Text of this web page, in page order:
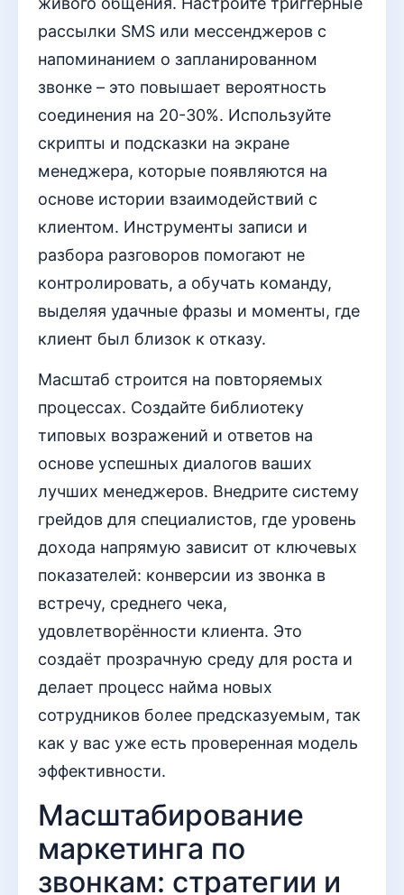
рассылки SMS или мессенджеров с
напоминанием о запланированном
звонке – это повышает вероятность
соединения на 20-30%. Используйте
скрипты и подсказки на экране
менеджера, которые появляются на
основе истории взаимодействий с
клиентом. Инструменты записи и
разбора разговоров помогают не
контролировать, а обучать команду,
выделяя удачные фразы и моменты, где
клиент был близок к отказу.
Масштаб строится на повторяемых
процессах. Создайте библиотеку
типовых возражений и ответов на
основе успешных диалогов ваших
лучших менеджеров. Внедрите систему
грейдов для специалистов, где уровень
дохода напрямую зависит от ключевых
показателей: конверсии из звонка в
встречу, среднего чека,
удовлетворённости клиента. Это
создаёт прозрачную среду для роста и
делает процесс найма новых
сотрудников более предсказуемым, так
как у вас уже есть проверенная модель
эффективности.
Масштабирование
маркетинга по
звонкам: стратегии и